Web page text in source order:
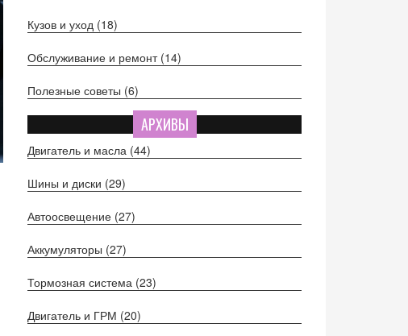
Кузов и уход (18)
Обслуживание и ремонт (14)
Полезные советы (6)
АРХИВЫ
Двигатель и масла (44)
Шины и диски (29)
Автоосвещение (27)
Аккумуляторы (27)
Тормозная система (23)
Двигатель и ГРМ (20)